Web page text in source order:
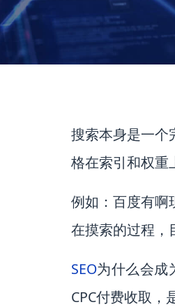
搜索本身是一个
格在索引和权重
例如：百度有啊
在摸索的过程，
SEO为什么会成
CPC付费收取，